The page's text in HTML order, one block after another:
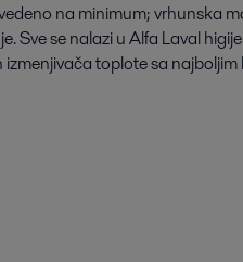
na minimum; vrhunska
Sve se nalazi u Alfa Laval
izmenjivača toplote sa